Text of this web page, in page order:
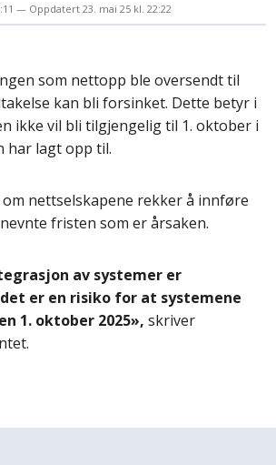
Oppdatert23. mai 25 kl. 22:22
som nettopp ble oversendt til
kan bli forsinket. Dette betyr i
ikke vil bli tilgjengelig til 1. oktober i
har lagt opp til.
nettselskapene rekker å innføre
fristen som er årsaken.
av systemer er
er en risiko for at systemene
1. oktober 2025»,skriver